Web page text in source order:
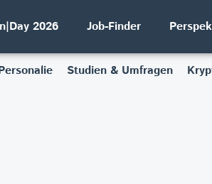
2026 Job-Finder
Studien & Umfragen